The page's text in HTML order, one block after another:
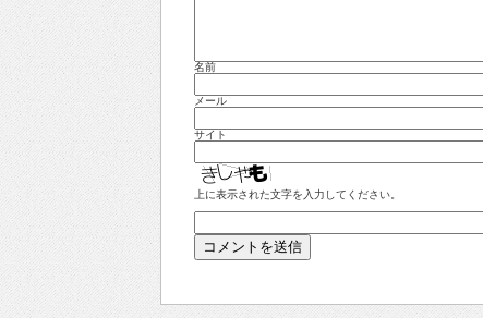
名前
メール
サイト
上に表示された文字を入力してください。